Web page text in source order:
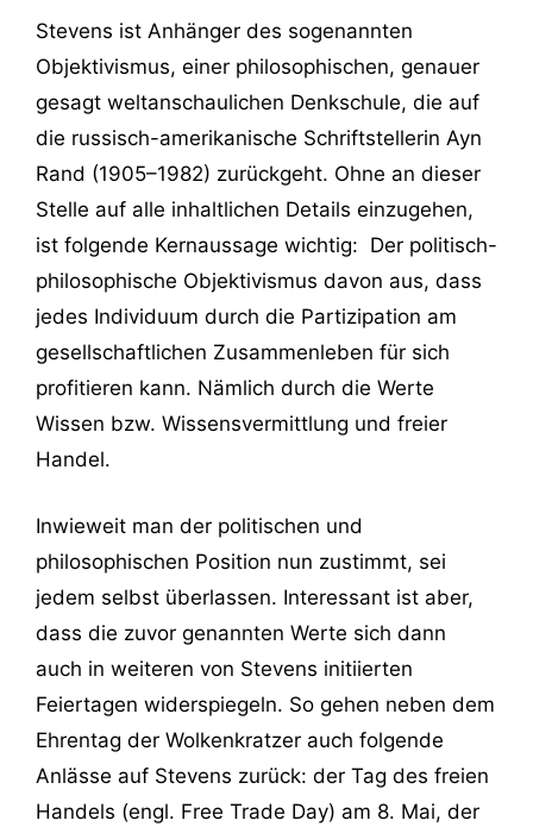
Stevens ist Anhänger des sogenannten
Objektivismus, einer philosophischen, genauer
gesagt weltanschaulichen Denkschule, die auf
die russisch-amerikanische Schriftstellerin Ayn
Rand (1905–1982) zurückgeht. Ohne an dieser
Stelle auf alle inhaltlichen Details einzugehen,
ist folgende Kernaussage wichtig: Der politisch-
philosophische Objektivismus davon aus, dass
jedes Individuum durch die Partizipation am
gesellschaftlichen Zusammenleben für sich
profitieren kann. Nämlich durch die Werte
Wissen bzw. Wissensvermittlung und freier
Handel.
Inwieweit man der politischen und
philosophischen Position nun zustimmt, sei
jedem selbst überlassen. Interessant ist aber,
dass die zuvor genannten Werte sich dann
auch in weiteren von Stevens initiierten
Feiertagen widerspiegeln. So gehen neben dem
Ehrentag der Wolkenkratzer auch folgende
Anlässe auf Stevens zurück: der Tag des freien
Handels (engl. Free Trade Day) am 8. Mai, der